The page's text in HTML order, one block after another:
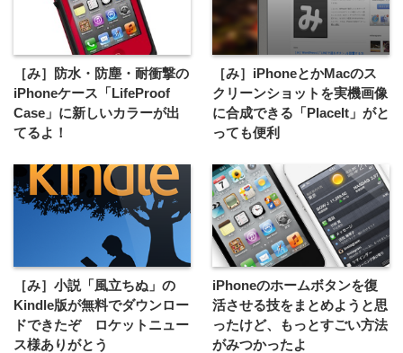
［み］防水・防塵・耐衝撃の
iPhoneケース「LifeProof
Case」に新しいカラーが出
てるよ！
［み］iPhoneとかMacのス
クリーンショットを実機画像
に合成できる「PlaceIt」がと
っても便利
［み］小説「風立ちぬ」の
Kindle版が無料でダウンロー
ドできたぞ ロケットニュー
ス様ありがとう
iPhoneのホームボタンを復
活させる技をまとめようと思
ったけど、もっとすごい方法
がみつかったよ